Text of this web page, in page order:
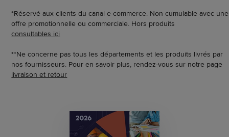
*Réservé aux clients du canal e-commerce. Non cumulable avec une
offre promotionnelle ou commerciale. Hors produits
consultables ici
**Ne concerne pas tous les départements et les produits livrés par
nos fournisseurs. Pour en savoir plus, rendez-vous sur notre page
livraison et retour